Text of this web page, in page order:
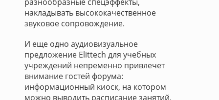
накладывать высококачественное
звуковое сопровождение.
И еще одно аудиовизуальное
предложение Elittech для учебных
учреждений непременно привлечет
внимание гостей форума:
информационный киоск, на котором
можно выводить расписание занятий,